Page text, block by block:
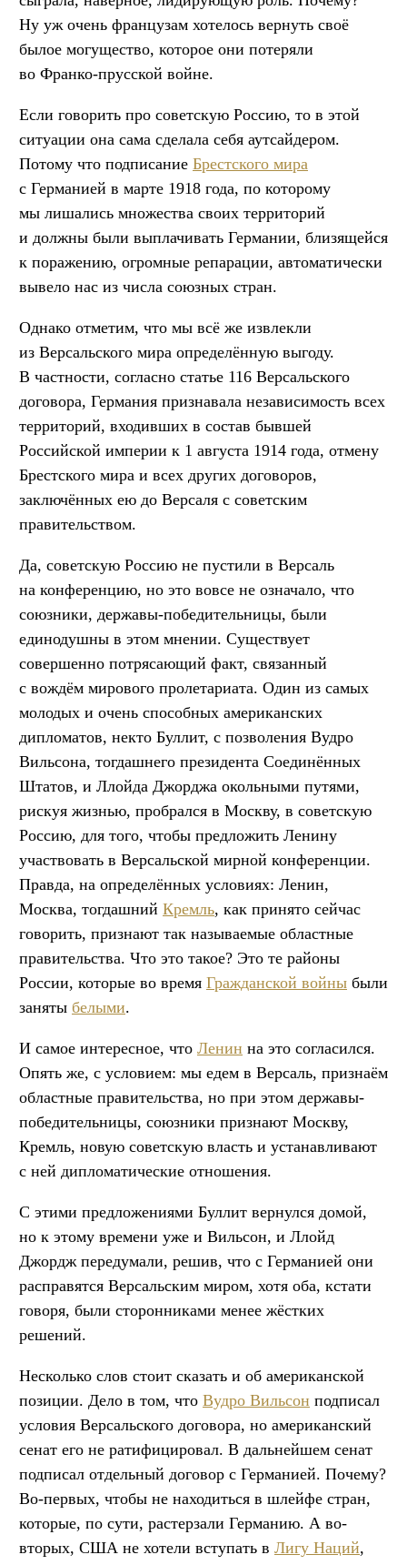
Ну уж очень французам хотелось вернуть своё
былое могущество, которое они потеряли
во Франко-прусской войне.
Если говорить про советскую Россию, то в этой
ситуации она сама сделала себя аутсайдером.
Потому что подписание Брестского мира
с Германией в марте 1918 года, по которому
мы лишались множества своих территорий
и должны были выплачивать Германии, близящейся
к поражению, огромные репарации, автоматически
вывело нас из числа союзных стран.
Однако отметим, что мы всё же извлекли
из Версальского мира определённую выгоду.
В частности, согласно статье 116 Версальского
договора, Германия признавала независимость всех
территорий, входивших в состав бывшей
Российской империи к 1 августа 1914 года, отмену
Брестского мира и всех других договоров,
заключённых ею до Версаля с советским
правительством.
Да, советскую Россию не пустили в Версаль
на конференцию, но это вовсе не означало, что
союзники, державы-победительницы, были
единодушны в этом мнении. Существует
совершенно потрясающий факт, связанный
с вождём мирового пролетариата. Один из самых
молодых и очень способных американских
дипломатов, некто Буллит, с позволения Вудро
Вильсона, тогдашнего президента Соединённых
Штатов, и Ллойда Джорджа окольными путями,
рискуя жизнью, пробрался в Москву, в советскую
Россию, для того, чтобы предложить Ленину
участвовать в Версальской мирной конференции.
Правда, на определённых условиях: Ленин,
Москва, тогдашний Кремль, как принято сейчас
говорить, признают так называемые областные
правительства. Что это такое? Это те районы
России, которые во время Гражданской войны были
заняты белыми.
И самое интересное, что Ленин на это согласился.
Опять же, с условием: мы едем в Версаль, признаём
областные правительства, но при этом державы-
победительницы, союзники признают Москву,
Кремль, новую советскую власть и устанавливают
с ней дипломатические отношения.
С этими предложениями Буллит вернулся домой,
но к этому времени уже и Вильсон, и Ллойд
Джордж передумали, решив, что с Германией они
расправятся Версальским миром, хотя оба, кстати
говоря, были сторонниками менее жёстких
решений.
Несколько слов стоит сказать и об американской
позиции. Дело в том, что Вудро Вильсон подписал
условия Версальского договора, но американский
сенат его не ратифицировал. В дальнейшем сенат
подписал отдельный договор с Германией. Почему?
Во-первых, чтобы не находиться в шлейфе стран,
которые, по сути, растерзали Германию. А во-
вторых, США не хотели вступать в Лигу Наций,